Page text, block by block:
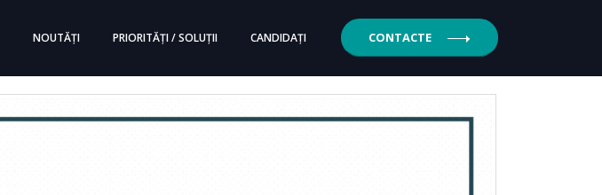
NOUTĂȚI PRIORITĂȚI / SOLUȚII CANDIDAȚI CONTACTE